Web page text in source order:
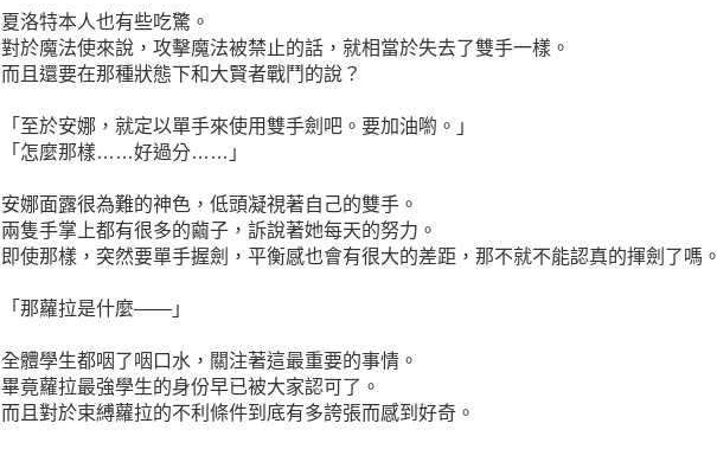
夏洛特本人也有些吃驚。
對於魔法使來說，攻擊魔法被禁止的話，就相當於失去了雙手一樣。
而且還要在那種狀態下和大賢者戰鬥的說？
「至於安娜，就定以單手來使用雙手劍吧。要加油喲。」
「怎麼那樣……好過分……」
安娜面露很為難的神色，低頭凝視著自己的雙手。
兩隻手掌上都有很多的繭子，訴說著她每天的努力。
即使那樣，突然要單手握劍，平衡感也會有很大的差距，那不就不能認真的揮劍了嗎。
「那蘿拉是什麼——」
全體學生都咽了咽口水，關注著這最重要的事情。
畢竟蘿拉最強學生的身份早已被大家認可了。
而且對於束縛蘿拉的不利條件到底有多誇張而感到好奇。